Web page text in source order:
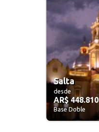
Salta
desde
AR$ 448.810
Base Doble